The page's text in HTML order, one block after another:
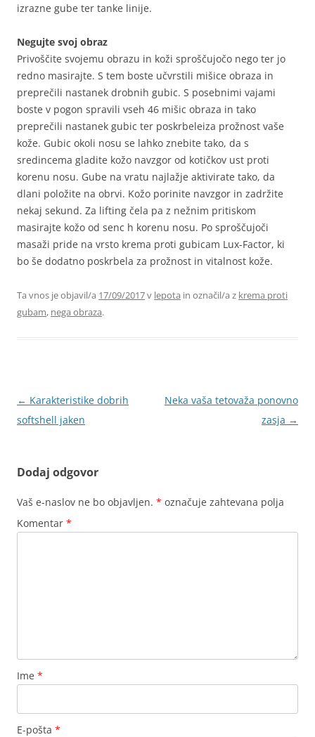
izrazne gube ter tanke linije.
Negujte svoj obraz
Privoščite svojemu obrazu in koži sproščujočo nego ter jo
redno masirajte. S tem boste učvrstili mišice obraza in
preprečili nastanek drobnih gubic. S posebnimi vajami
boste v pogon spravili vseh 46 mišic obraza in tako
preprečili nastanek gubic ter poskrbeleiza prožnost vaše
kože. Gubic okoli nosu se lahko znebite tako, da s
sredincema gladite kožo navzgor od kotičkov ust proti
korenu nosu. Gube na vratu najlažje aktivirate tako, da
dlani položite na obrvi. Kožo porinite navzgor in zadržite
nekaj sekund. Za lifting čela pa z nežnim pritiskom
masirajte kožo od senc h korenu nosu. Po sproščujoči
masaži pride na vrsto krema proti gubicam Lux-Factor, ki
bo še dodatno poskrbela za prožnost in vitalnost kože.
Ta vnos je objavil/a 17/09/2017v lepota in označil/a z krema proti
gubam, nega obraza.
Krmarjenje
po
← Karakteristike dobrih
softshell jaken
Neka vaša tetovaža ponovno
zasja →
Dodaj odgovor
Vaš e-naslov ne bo objavljen. * označuje zahtevana polja
Komentar *
Ime *
E-pošta *